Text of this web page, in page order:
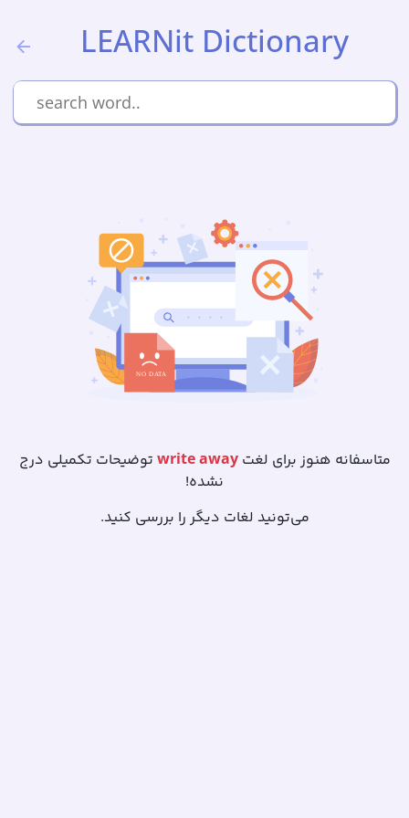
LEARNit Dictionary
متاسفانه هنوز برای لغت write away توضیحات تکمیلی درج
نشده!
می‌تونید لغات دیگر را بررسی کنید.